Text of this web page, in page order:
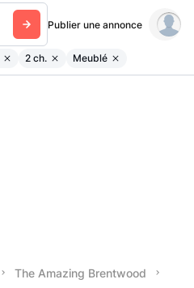
Publier une annonce
2 ch. Meublé
The Amazing Brentwood